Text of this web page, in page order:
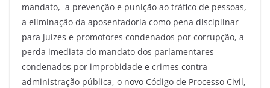
mandato, a prevenção e punição ao tráfico de pessoas,
a eliminação da aposentadoria como pena disciplinar
para juízes e promotores condenados por corrupção, a
perda imediata do mandato dos parlamentares
condenados por improbidade e crimes contra
administração pública, o novo Código de Processo Civil,